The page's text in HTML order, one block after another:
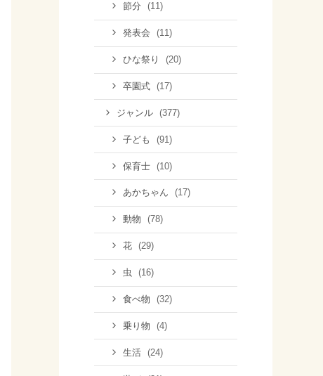
節分 (11)
発表会 (11)
ひな祭り (20)
卒園式 (17)
ジャンル (377)
子ども (91)
保育士 (10)
あかちゃん (17)
動物 (78)
花 (29)
虫 (16)
食べ物 (32)
乗り物 (4)
生活 (24)